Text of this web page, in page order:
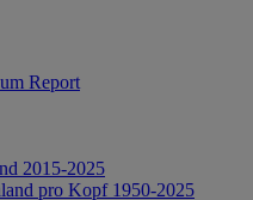
Report
2015-2025
pro Kopf 1950-2025